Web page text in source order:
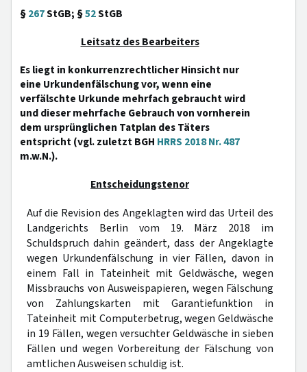
§267StGB; §52StGB
Leitsatz des Bearbeiters
Es liegt in konkurrenzrechtlicher Hinsicht nur
eine Urkundenfälschung vor, wenn eine
verfälschte Urkunde mehrfach gebraucht wird
und dieser mehrfache Gebrauch von vornherein
dem ursprünglichen Tatplan des Täters
entspricht (vgl. zuletzt BGH HRRS 2018 Nr. 487
m.w.N.).
Entscheidungstenor
Auf die Revision des Angeklagten wird das Urteil des
Landgerichts Berlin vom 19. März 2018 im
Schuldspruch dahin geändert, dass der Angeklagte
wegen Urkundenfälschung in vier Fällen, davon in
einem Fall in Tateinheit mit Geldwäsche, wegen
Missbrauchs von Ausweispapieren, wegen Fälschung
von Zahlungskarten mit Garantiefunktion in
Tateinheit mit Computerbetrug, wegen Geldwäsche
in 19 Fällen, wegen versuchter Geldwäsche in sieben
Fällen und wegen Vorbereitung der Fälschung von
amtlichen Ausweisen schuldig ist.